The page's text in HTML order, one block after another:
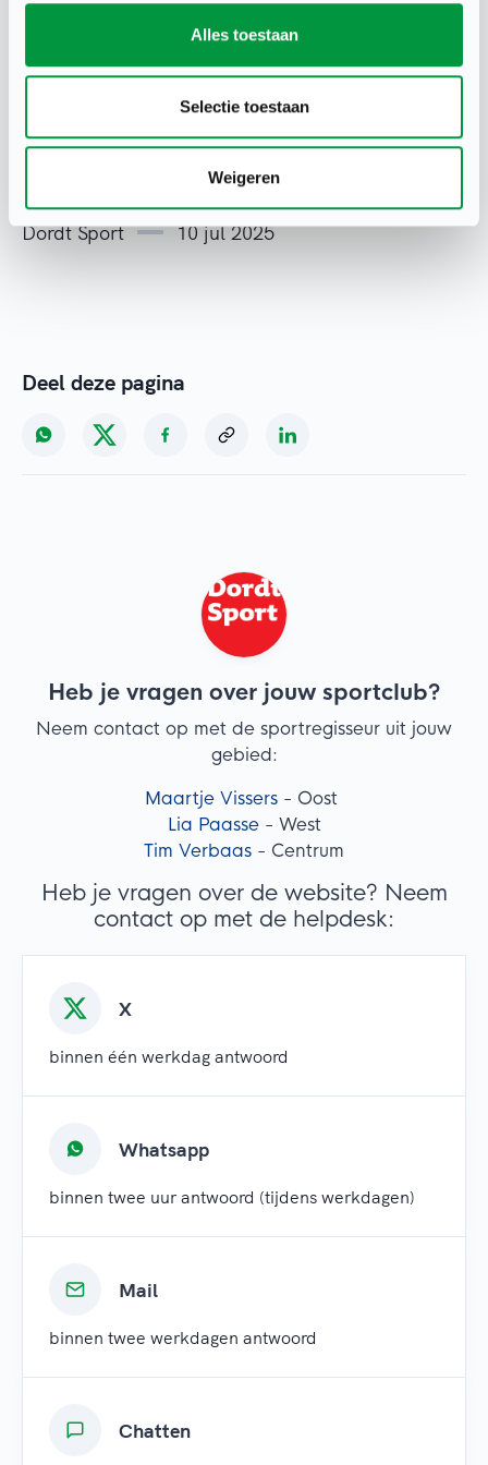
Alles toestaan
Selectie toestaan
Weigeren
Dordt Sport 10 jul 2025
Deel deze pagina
Heb je vragen over jouw sportclub?
Neem contact op met de sportregisseur uit jouw
gebied:
Maartje Vissers - Oost
Lia Paasse- West
Tim Verbaas - Centrum
Heb je vragen over de website? Neem
contact op met de helpdesk:
X
binnen één werkdag antwoord
Whatsapp
binnen twee uur antwoord (tijdens werkdagen)
Mail
binnen twee werkdagen antwoord
Chatten